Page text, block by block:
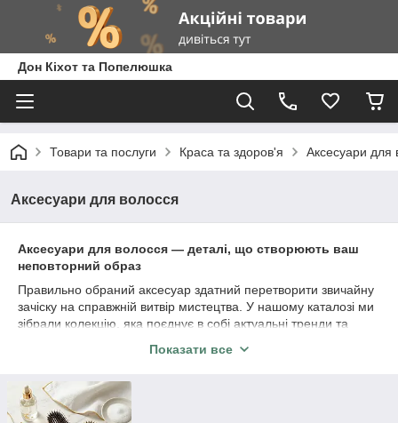
Дон Кіхот та Попелюшка
Товари та послуги Краса та здоров'я Аксесуари для
Аксесуари для волосся
Аксесуари для волосся — деталі, що створюють ваш
неповторний образ
Правильно обраний аксесуар здатний перетворити звичайну
зачіску на справжній витвір мистецтва. У нашому каталозі ми
зібрали колекцію, яка поєднує в собі актуальні тренди та
комфорту до вечірнього сяйва — у нас є все, щоб ви
Відкрийте для себе наш асортимент:
Показати все